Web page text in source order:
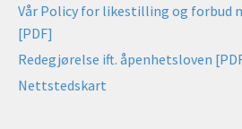
Vår Policy for likestilling og forbud
[PDF]
Redegjørelse ift. åpenhetsloven
Nettstedskart